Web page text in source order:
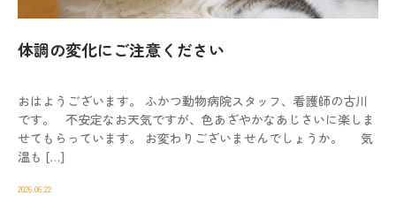
体調の変化にご注意ください
おはようございます。 ふかつ動物病院スタッフ、看護師の古川
です。 不安定なお天気ですが、色あざやかなあじさいに楽しま
せてもらっています。 お変わりございませんでしょうか。 気
温も […]
2026.06.22